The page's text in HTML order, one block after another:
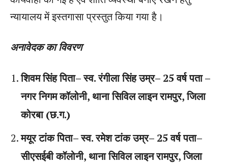
न्यायालय में इस्तगासा प्रस्तुत किया गया है।
अनावेदक का विवरण
शिवम सिंह पिता– स्व. रंगीला सिंह उम्र– 25 वर्ष पता –
नगर निगम कॉलोनी, थाना सिविल लाइन रामपुर, जिला
कोरबा (छ.ग.)
मयूर टांक पिता– स्व. रमेश टांक उम्र– 25 वर्ष पता–
सीएसईबी कॉलोनी, थाना सिविल लाइन रामपुर, जिला